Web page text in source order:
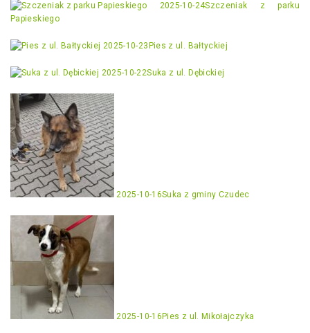
2025-10-24Szczeniak z parku
Papieskiego
2025-10-23 Pies z ul. Bałtyckiej
2025-10-22Suka z ul. Dębickiej
2025-10-16Suka z gminy Czudec
2025-10-16 Pies z ul. Mikołajczyka